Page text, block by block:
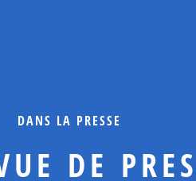
DANS LA PRESSE
DE